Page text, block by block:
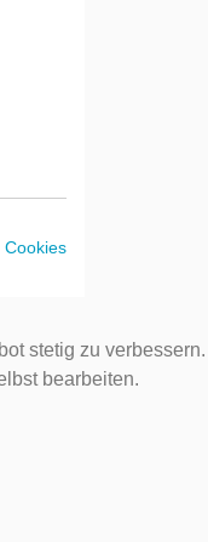
Cookies
stetig zu verbessern.
bearbeiten.